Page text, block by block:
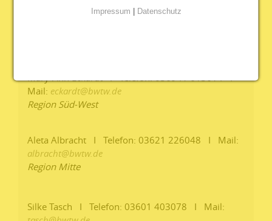
Matthia Rahn I Telefon: 03601 403073 I
Mary-Ann Eckardt I Telefon: 036941 613614 I
Mail: eckardt@bwtw.de
Region Süd-West
Aleta Albracht I Telefon: 03621 226048 I Mail:
albracht@bwtw.de
Region Mitte
Silke Tasch I Telefon: 03601 403078 I Mail:
Impressum | Datenschutz